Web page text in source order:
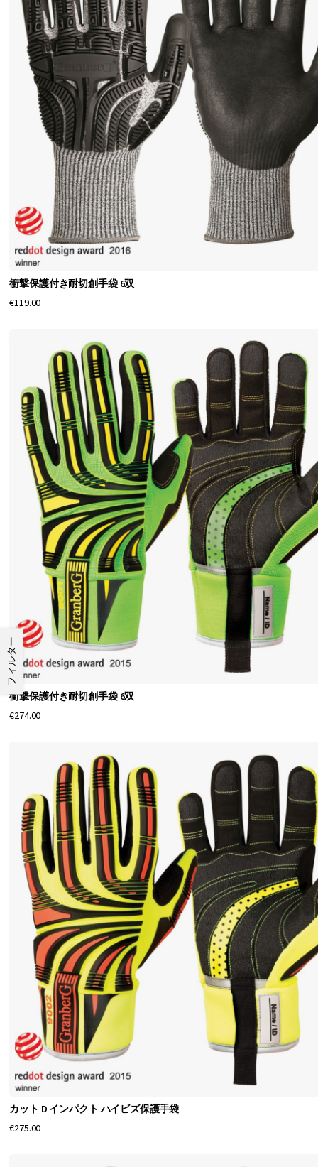
衝撃保護付き耐切創手袋 6双
€119.00
衝撃保護付き耐切創手袋 6双
€274.00
カット D インパクト ハイビズ保護手袋
€275.00
フィルター